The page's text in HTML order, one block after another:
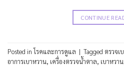
CONTINUE
Posted inโรคและการดูแล | Tagged ตรวจเ
อาการเบาหวาน, เครื่องตรวจน้ำตาล, เบาหวาน